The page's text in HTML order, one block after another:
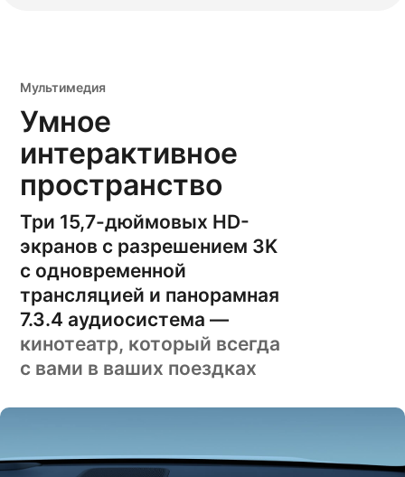
Три 15,7-дюймовыx HD-
экранов с разрешением 3K
с одновременной
трансляцией и панорамная
7.3.4 аудиосистема —
кинотеатр, который всегда
с вами в ваших поездках
Мультимедия
Умное
интерактивное
пространство